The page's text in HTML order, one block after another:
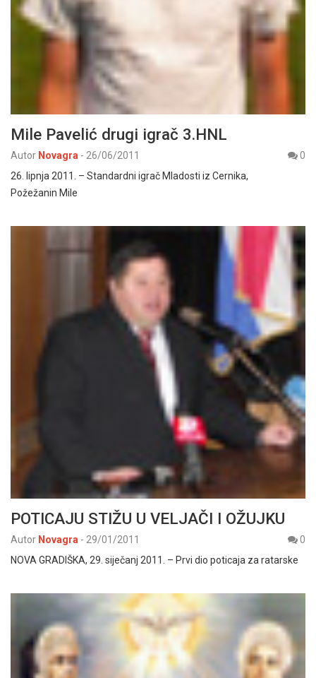
Mile Pavelić drugi igrač 3.HNL
Autor Novagra - 26/06/2011
0
26. lipnja 2011. – Standardni igrač Mladosti iz Cernika,
Požežanin Mile
POTICAJU STIŽU U VELJAČI I OŽUJKU
Autor Novagra - 29/01/2011
0
NOVA GRADIŠKA, 29. siječanj 2011. – Prvi dio poticaja za ratarske